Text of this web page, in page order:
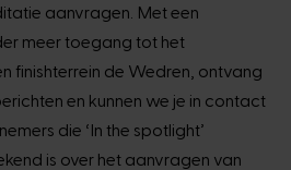
aanvragen. Met een
meer toegang tot het
finishterrein de Wedren, ontvang
en kunnen we je in contact
die ‘In the spotlight’
is over het aanvragen van